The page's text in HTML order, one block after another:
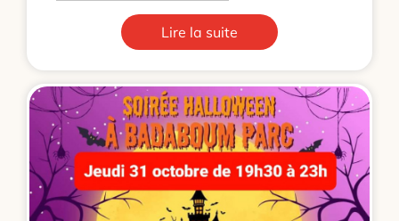
Lire la suite